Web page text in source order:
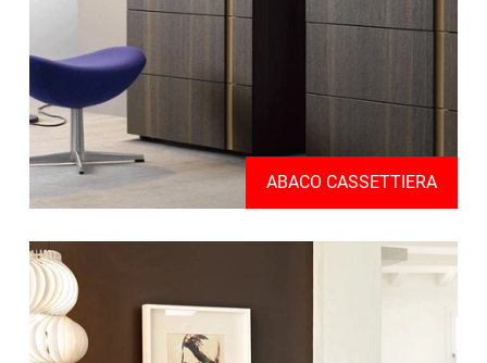
ABACO CASSETTIERA